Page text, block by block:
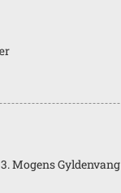
Mogens Gyldenvang